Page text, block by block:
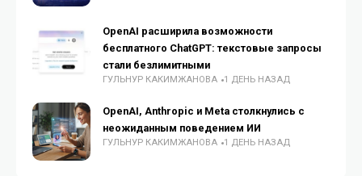
OpenAI расширила возможности
бесплатного ChatGPT: текстовые запросы
стали безлимитными
ГУЛЬНУР КАКИМЖАНОВА 1 ДЕНЬ НАЗАД
OpenAI, Anthropic и Meta столкнулись с
неожиданным поведением ИИ
ГУЛЬНУР КАКИМЖАНОВА 1 ДЕНЬ НАЗАД